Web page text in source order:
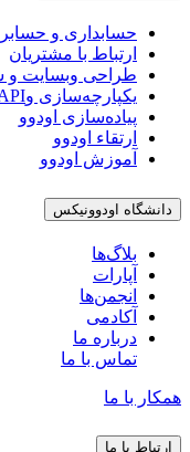
حسابداری و
ارتباط با مشتریان
طراحی وبسایت و
یکپارچه‌سازی وAPI اودوو
پیاده‌سازی اودوو
ارتقاء اودوو
آموزش اودوو
دانشگاه اودوونیکس
بلاگ‌ها
آپارات
انجمن‌ها
آکادمی
درباره ما
تماس با ما
همکار با ما
ارتباط با ما